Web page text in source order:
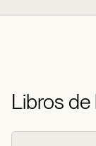
Libros de